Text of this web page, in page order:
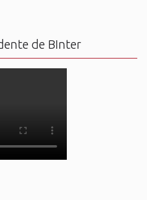
de BInter